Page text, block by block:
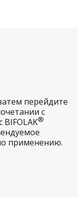
перейдите
с
BIFOLAK®
применению.